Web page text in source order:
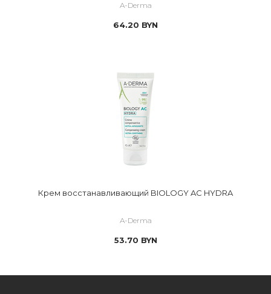
A-Derma
64.20 BYN
Крем восстанавливающий BIOLOGY AC HYDRA
A-Derma
53.70 BYN